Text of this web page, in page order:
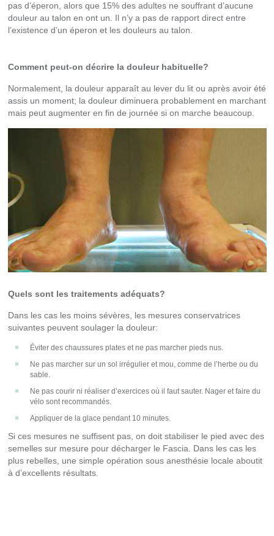
pas d’éperon, alors que 15% des adultes ne souffrant d’aucune
douleur au talon en ont un. Il n’y a pas de rapport direct entre
l’existence d’un éperon et les douleurs au talon.
Comment peut-on décrire la douleur habituelle?
Normalement, la douleur apparaît au lever du lit ou après avoir été
assis un moment; la douleur diminuera probablement en marchant
mais peut augmenter en fin de journée si on marche beaucoup.
Quels sont les traitements adéquats?
Dans les cas les moins sévères, les mesures conservatrices
suivantes peuvent soulager la douleur:
Éviter des chaussures plates et ne pas marcher pieds nus.
Ne pas marcher sur un sol irrégulier et mou, comme de l’herbe ou du
sable.
Ne pas courir ni réaliser d’exercices où il faut sauter. Nager et faire du
vélo sont recommandés.
Appliquer de la glace pendant 10 minutes.
Si ces mesures ne suffisent pas, on doit stabiliser le pied avec des
semelles sur mesure pour décharger le Fascia. Dans les cas les
plus rebelles, une simple opération sous anesthésie locale aboutit
à d’excellents résultats.